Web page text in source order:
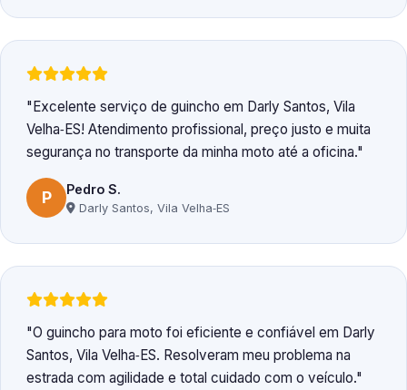
Excelente serviço de guincho em Darly Santos, Vila
Velha‑ES! Atendimento profissional, preço justo e muita
segurança no transporte da minha moto até a oficina.
P Pedro S.
Darly Santos, Vila Velha‑ES
O guincho para moto foi eficiente e confiável em Darly
Santos, Vila Velha‑ES. Resolveram meu problema na
estrada com agilidade e total cuidado com o veículo.